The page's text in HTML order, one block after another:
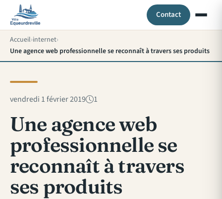
Contact
Accueil internet
Une agence web professionnelle se reconnaît à travers ses produits
vendredi 1 février 2019 1
Une agence web
professionnelle se
reconnaît à travers
ses produits